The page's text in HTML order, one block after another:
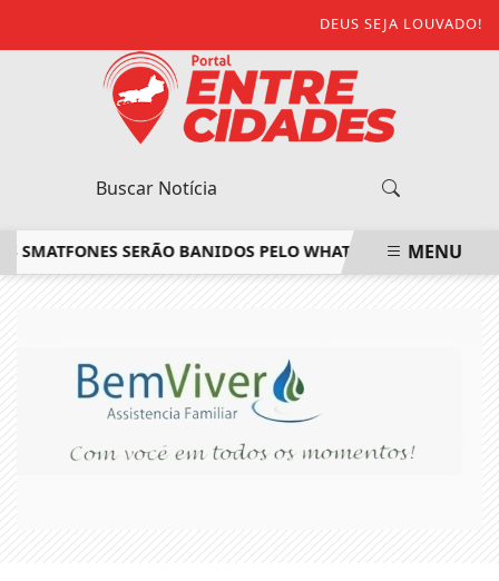
DEUS SEJA LOUVADO!
SERÃO BANIDOS PELO WHATSAPP; VEJA A LISTA
MENU